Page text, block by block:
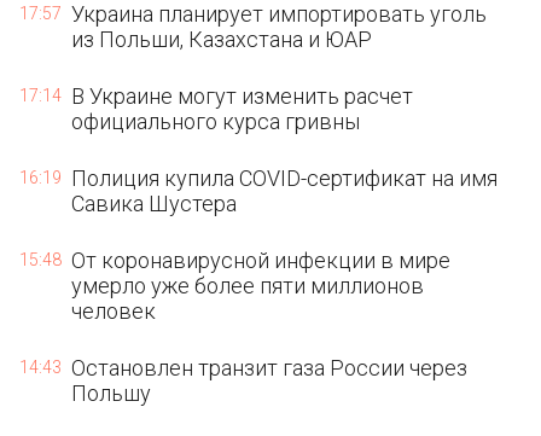
17:57 Украина планирует импортировать уголь
из Польши, Казахстана и ЮАР
17:14 В Украине могут изменить расчет
официального курса гривны
16:19
Полиция купила COVID-сертификат на имя
Савика Шустера
15:48 От коронавирусной инфекции в мире
умерло уже более пяти миллионов
человек
14:43 Остановлен транзит газа России через
Польшу